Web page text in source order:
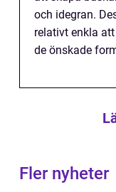
och idegran.
relativt enkla
de önskade
Fler nyheter